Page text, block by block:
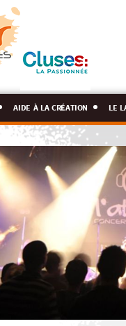
aide à la création le